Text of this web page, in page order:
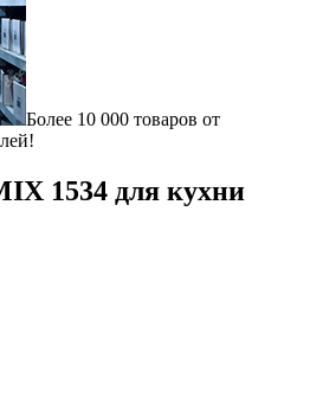
Более 10 000 товаров от
1534 для кухни